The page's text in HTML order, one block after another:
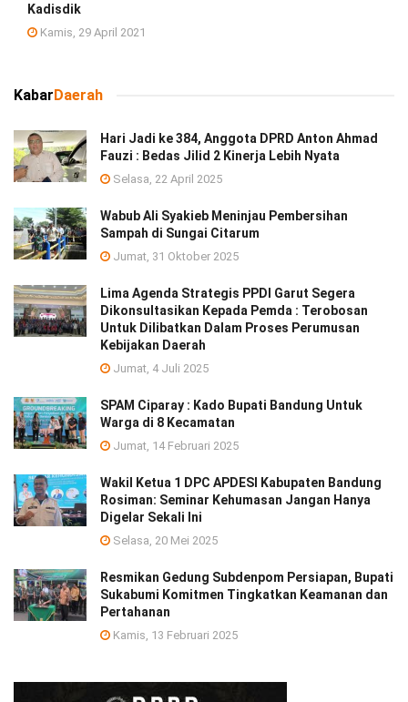
Kadisdik
Kamis, 29 April 2021
KabarDaerah
Hari Jadi ke 384, Anggota DPRD Anton Ahmad
Fauzi : Bedas Jilid 2 Kinerja Lebih Nyata
Selasa, 22 April 2025
Wabub Ali Syakieb Meninjau Pembersihan
Sampah di Sungai Citarum
Jumat, 31 Oktober 2025
Lima Agenda Strategis PPDI Garut Segera
Dikonsultasikan Kepada Pemda : Terobosan
Untuk Dilibatkan Dalam Proses Perumusan
Kebijakan Daerah
Jumat, 4 Juli 2025
SPAM Ciparay : Kado Bupati Bandung Untuk
Warga di 8 Kecamatan
Jumat, 14 Februari 2025
Wakil Ketua 1 DPC APDESI Kabupaten Bandung
Rosiman: Seminar Kehumasan Jangan Hanya
Digelar Sekali Ini
Selasa, 20 Mei 2025
Resmikan Gedung Subdenpom Persiapan, Bupati
Sukabumi Komitmen Tingkatkan Keamanan dan
Pertahanan
Kamis, 13 Februari 2025